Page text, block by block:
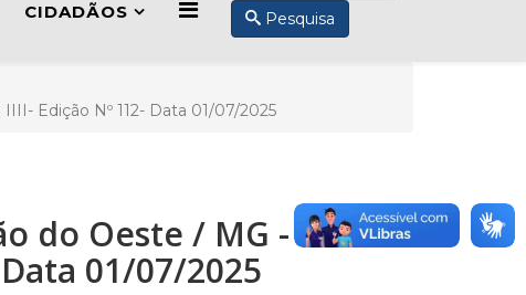
CIDADÃOS Pesquisa
Edição Nº 112- Data 01/07/2025
do Oeste / MG -
01/07/2025